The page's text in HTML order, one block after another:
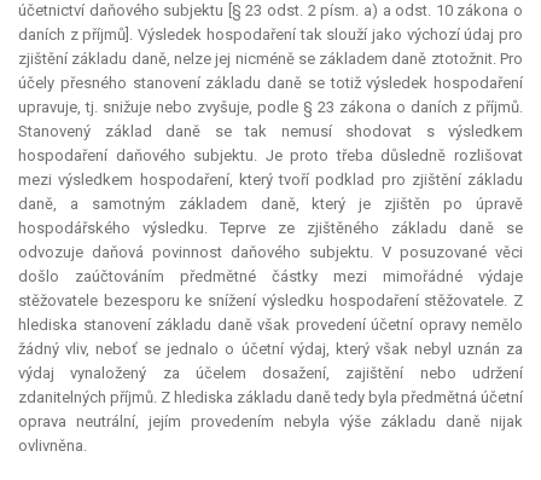
účetnictví daňového subjektu [§ 23 odst. 2 písm. a) a odst. 10 zákona o
daních z příjmů]. Výsledek hospodaření tak slouží jako výchozí údaj pro
zjištění základu daně, nelze jej nicméně se základem daně ztotožnit. Pro
účely přesného stanovení základu daně se totiž výsledek hospodaření
upravuje, tj. snižuje nebo zvyšuje, podle § 23 zákona o daních z příjmů.
Stanovený základ daně se tak nemusí shodovat s výsledkem
hospodaření daňového subjektu. Je proto třeba důsledně rozlišovat
mezi výsledkem hospodaření, který tvoří podklad pro zjištění základu
daně, a samotným základem daně, který je zjištěn po úpravě
hospodářského výsledku. Teprve ze zjištěného základu daně se
odvozuje daňová povinnost daňového subjektu. V posuzované věci
došlo zaúčtováním předmětné částky mezi mimořádné výdaje
stěžovatele bezesporu ke snížení výsledku hospodaření stěžovatele. Z
hlediska stanovení základu daně však provedení účetní opravy nemělo
žádný vliv, neboť se jednalo o účetní výdaj, který však nebyl uznán za
výdaj vynaložený za účelem dosažení, zajištění nebo udržení
zdanitelných příjmů. Z hlediska základu daně tedy byla předmětná účetní
oprava neutrální, jejím provedením nebyla výše základu daně nijak
ovlivněna.